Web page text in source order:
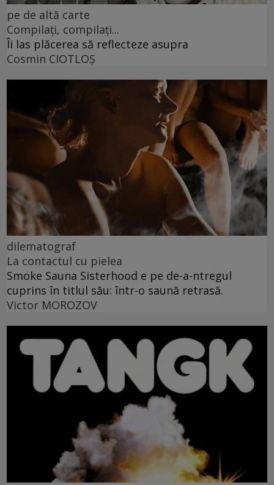
pe de altă carte
Compilați, compilați...
Îi las plăcerea să reflecteze asupra
Cosmin CIOTLOŞ
dilematograf
La contactul cu pielea
Smoke Sauna Sisterhood e pe de-a-ntregul
cuprins în titlul său: într-o saună retrasă.
Victor MOROZOV